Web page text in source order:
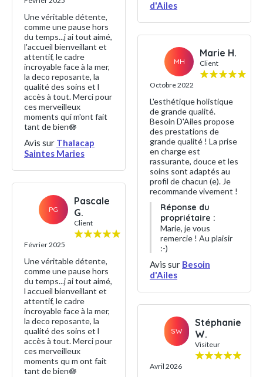
Une véritable détente,
comme une pause hors
du temps...j ai tout aimé,
l'accueil bienveillant et
attentif, le cadre
incroyable face à la mer,
la deco reposante, la
qualité des soins et l
accès à tout. Merci pour
ces merveilleux
moments qui m'ont fait
tant de bien🪷
Avis sur Thalacap
Saintes Maries
PG
Pascale
G.
Client
Février 2025
Une véritable détente,
comme une pause hors
du temps...j ai tout aimé,
l accueil bienveillant et
attentif, le cadre
incroyable face à la mer,
la deco reposante, la
qualité des soins et l
accès à tout. Merci pour
ces merveilleux
moments qu m ont fait
tant de bien🪷
d'Ailes
MH
Marie H.
Client
Octobre 2022
L'esthétique holistique
de grande qualité.
Besoin D'Ailes propose
des prestations de
grande qualité ! La prise
en charge est
rassurante, douce et les
soins sont adaptés au
profil de chacun (e). Je
recommande vivement !
Réponse du
propriétaire :
Marie, je vous
remercie ! Au plaisir
:-)
Avis sur Besoin
d'Ailes
SW
Stéphanie
W.
Visiteur
Avril 2026